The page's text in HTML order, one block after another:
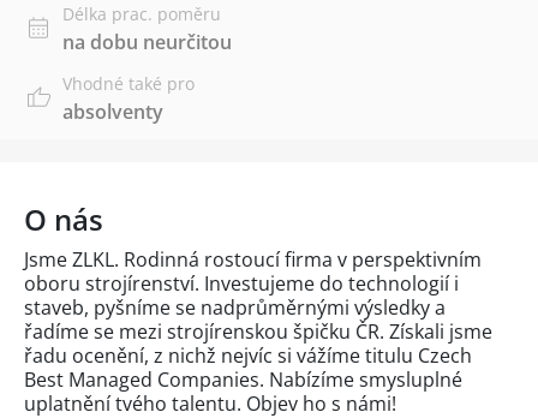
Délka prac. poměru
na dobu neurčitou
Vhodné také pro
absolventy
O nás
Jsme ZLKL. Rodinná rostoucí firma v perspektivním
oboru strojírenství. Investujeme do technologií i
staveb, pyšníme se nadprůměrnými výsledky a
řadíme se mezi strojírenskou špičku ČR. Získali jsme
řadu ocenění, z nichž nejvíc si vážíme titulu Czech
Best Managed Companies. Nabízíme smysluplné
uplatnění tvého talentu. Objev ho s námi!